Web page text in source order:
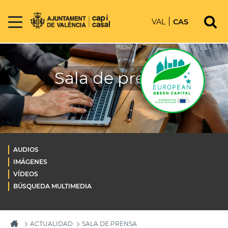
VAL CAS
Sala de prensa
AUDIOS
IMÁGENES
VÍDEOS
BÚSQUEDA MULTIMEDIA
ACTUALIDAD
SALA DE PRENSA